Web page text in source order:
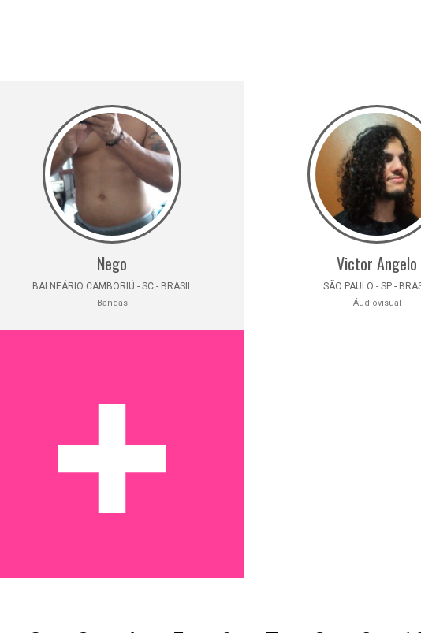
Nego
BALNEÁRIO CAMBORIÚ - SC - BRASIL
Bandas
Victor Angelo
SÃO PAULO - SP -
Áudiovisual